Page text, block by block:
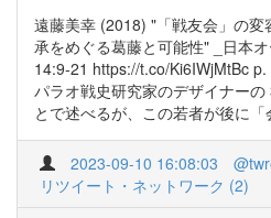
遠藤美幸 (2018) "「戦友会」の
承をめぐる葛藤と可能性" _日本
14:9-21 https://t.co/Ki6IWjMtBc
パラオ戦史研究家のデザイナー
とで述べるが、この若者が後に
2023-09-10 16:08:03
リツイート・ネットワーク (2)